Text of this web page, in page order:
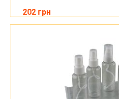
202 грн